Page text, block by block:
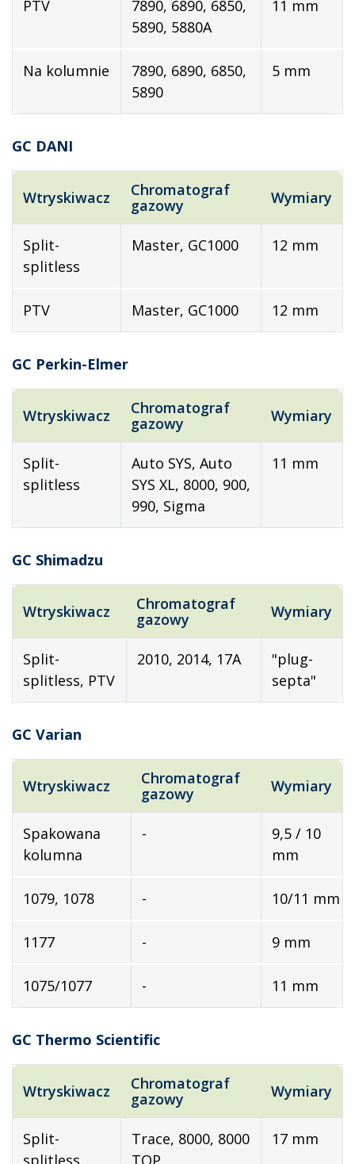
PTV
7890, 6890, 6850,
5890, 5880A
11 mm
Na kolumnie
7890, 6890, 6850,
5890
5 mm
GC DANI
Wtryskiwacz
Chromatograf
gazowy
Wymiary
Split-
splitless
Master, GC1000 12 mm
PTV Master, GC1000 12 mm
GC Perkin-Elmer
Wtryskiwacz
Chromatograf
gazowy
Wymiary
Split-
splitless
Auto SYS, Auto
SYS XL, 8000, 900,
990, Sigma
11 mm
GC Shimadzu
Wtryskiwacz
Chromatograf
gazowy
Wymiary
Split-
splitless, PTV
2010, 2014, 17A
"plug-
septa"
GC Varian
Wtryskiwacz
Chromatograf
gazowy
Wymiary
Spakowana
kolumna
-
9,5 / 10
mm
1079, 1078 - 10/11 mm
1177 - 9 mm
1075/1077 - 11 mm
GC Thermo Scientific
Wtryskiwacz
Chromatograf
gazowy
Wymiary
Split-
splitless
Trace, 8000, 8000
TOP
17 mm